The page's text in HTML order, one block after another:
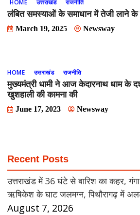
HOME उत्तराखंड राजनीति
लंबित समस्याओं के समाधान में तेजी लाने के
March 19, 2025 Newsway
HOME उत्तराखंड राजनीति
मुख्यमंत्री धामी ने आज केदारनाथ धाम के
खुशहाली की कामना की
June 17, 2023 Newsway
Recent Posts
उत्तराखंड में 36 घंटे से बारिश का कहर,
ऋषिकेश के घाट जलमग्न, पिथौरागढ़ में
August 7, 2026